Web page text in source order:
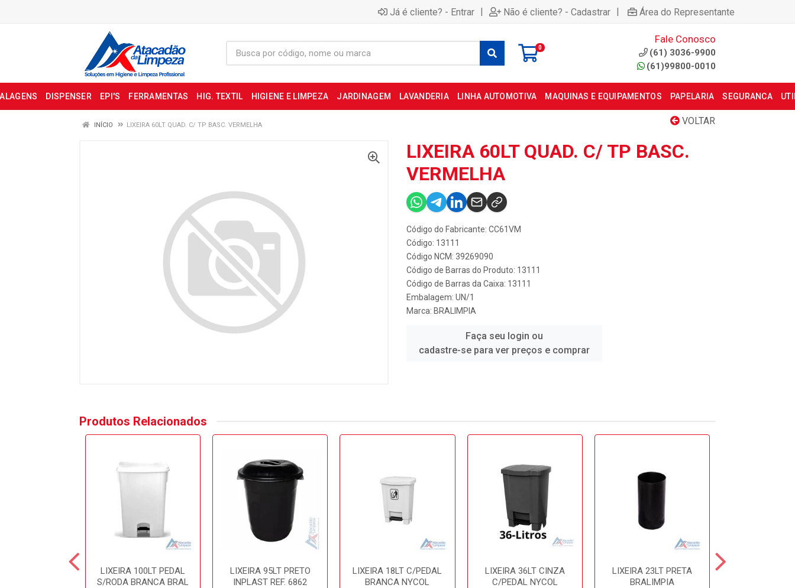
Já é cliente? - Entrar | Não é cliente? - Cadastrar | Área do Representante
0
Fale Conosco
(61) 3036-9900
(61)99800-0010
DISPENSER EPI'S FERRAMENTAS HIG. TEXTIL HIGIENE E LIMPEZA JARDINAGEM LAVANDERIA LINHA AUTOMOTIVA MAQUINAS E EQUIPAMENTOS PAPELARIA SEGURANCA
VOLTAR
INÍCIO LIXEIRA 60LT QUAD. C/ TP BASC. VERMELHA
LIXEIRA 60LT QUAD. C/ TP BASC.
VERMELHA
Código do Fabricante: CC61VM
Código: 13111
Código NCM: 39269090
Código de Barras do Produto: 13111
Código de Barras da Caixa: 13111
Embalagem: UN/1
Marca: BRALIMPIA
Faça seu login ou
cadastre-se para ver preços e comprar
Produtos Relacionados
LIXEIRA 100LT PEDAL
S/RODA BRANCA BRAL
LIXEIRA 95LT PRETO
INPLAST REF. 6862
LIXEIRA 18LT C/PEDAL
BRANCA NYCOL
LIXEIRA 36LT CINZA
C/PEDAL NYCOL
LIXEIRA 23LT PRETA
BRALIMPIA